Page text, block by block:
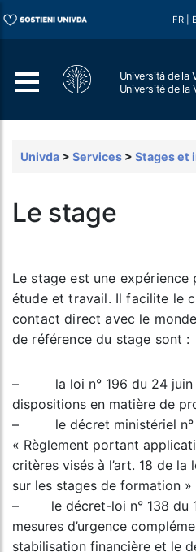
FR
Università della
Université de la
Univda > Services > Stages et
Le stage
Le stage est une
étude et travail. Il facilite le
contact direct avec le
de référence du stage sont :
– la loi n° 196 du 24 juin
dispositions en matière de
– le décret ministériel n°
« Règlement portant
critères visés à l’art. 18 de la
sur les stages de formation »
– le décret-loi n° 138 du
mesures d’urgence
stabilisation financière et le